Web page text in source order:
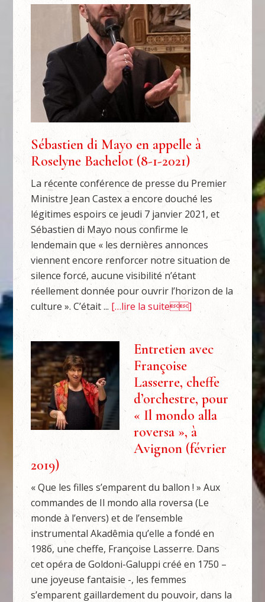
Sébastien di Mayo en appelle à
Roselyne Bachelot (8-1-2021)
La récente conférence de presse du Premier
Ministre Jean Castex a encore douché les
légitimes espoirs ce jeudi 7 janvier 2021, et
Sébastien di Mayo nous confirme le
lendemain que « les dernières annonces
viennent encore renforcer notre situation de
silence forcé, aucune visibilité n’étant
réellement donnée pour ouvrir l’horizon de la
culture ». C’était ... […lire la suite]
Entretien avec
Françoise
Lasserre, cheffe
d’orchestre, pour
« Il mondo alla
roversa », à
Avignon (février
2019)
« Que les filles s’emparent du ballon ! » Aux
commandes de Il mondo alla roversa (Le
monde à l’envers) et de l’ensemble
instrumental Akadêmia qu’elle a fondé en
1986, une cheffe, Françoise Lasserre. Dans
cet opéra de Goldoni-Galuppi créé en 1750 –
une joyeuse fantaisie -, les femmes
s’emparent gaillardement du pouvoir, dans la